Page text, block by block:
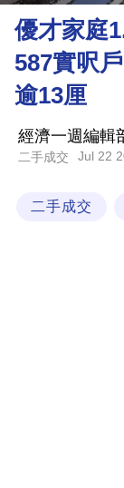
商
優才家庭
587實呎
逾13厘
經濟一週編輯
二手成交 Jul 22
二手成交